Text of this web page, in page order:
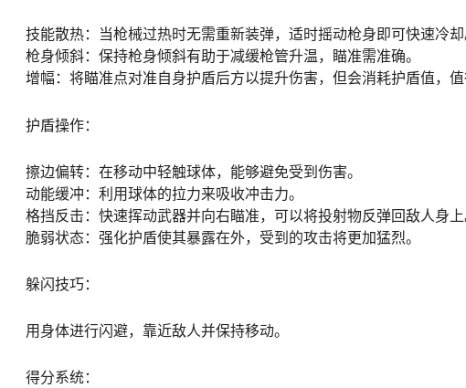
技能散热：当枪械过热时无需重新装弹，适时摇动枪身即可快速冷却
枪身倾斜：保持枪身倾斜有助于减缓枪管升温，瞄准需准确。
增幅：将瞄准点对准自身护盾后方以提升伤害，但会消耗护盾值，值
护盾操作：
擦边偏转：在移动中轻触球体，能够避免受到伤害。
动能缓冲：利用球体的拉力来吸收冲击力。
格挡反击：快速挥动武器并向右瞄准，可以将投射物反弹回敌人身上
脆弱状态：强化护盾使其暴露在外，受到的攻击将更加猛烈。
躲闪技巧：
用身体进行闪避，靠近敌人并保持移动。
得分系统：